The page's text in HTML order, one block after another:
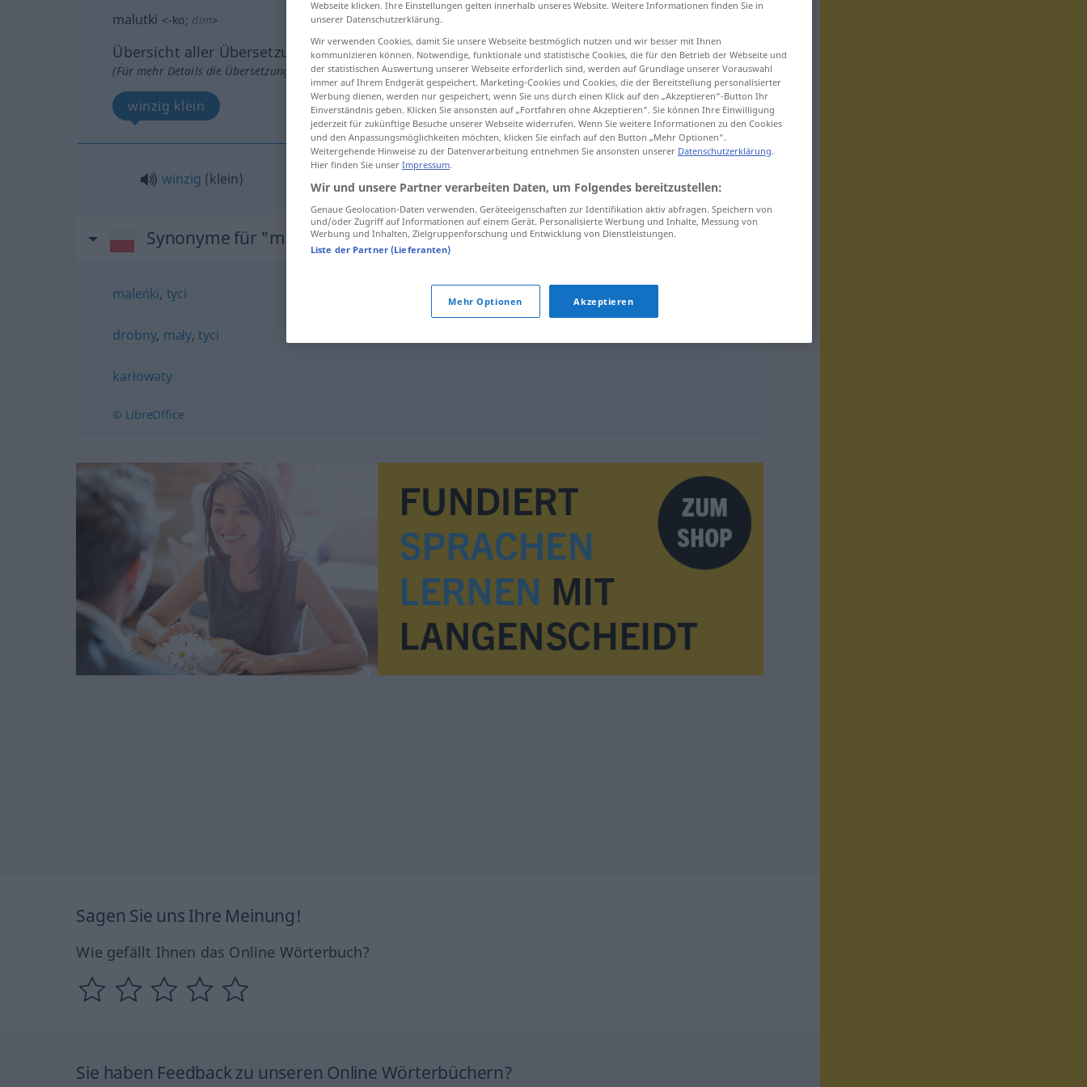
malutki <-ko; dim>
Übersicht aller Übersetzungen
(Für mehr Details die Übersetzung anklicken/antippen)
winzig klein
winzig (klein) malutki
Synonyme für "malutki"
maleńki, tyci
drobny, mały,tyci
karłowaty
© LibreOffice
Sagen Sie uns Ihre Meinung!
Wie gefällt Ihnen das Online Wörterbuch?
Sie haben Feedback zu unseren Online Wörterbüchern?
Webseite klicken. Ihre Einstellungen gelten innerhalb unseres Website. Weitere Informationen finden Sie in
unserer Datenschutzerklärung.
Wir verwenden Cookies, damit Sie unsere Webseite bestmöglich nutzen und wir besser mit Ihnen
kommunizieren können. Notwendige, funktionale und statistische Cookies, die für den Betrieb der Webseite und
der statistischen Auswertung unserer Webseite erforderlich sind, werden auf Grundlage unserer Vorauswahl
immer auf Ihrem Endgerät gespeichert. Marketing-Cookies und Cookies, die der Bereitstellung personalisierter
Werbung dienen, werden nur gespeichert, wenn Sie uns durch einen Klick auf den „Akzeptieren“-Button Ihr
Einverständnis geben. Klicken Sie ansonsten auf „Fortfahren ohne Akzeptieren“. Sie können Ihre Einwilligung
jederzeit für zukünftige Besuche unserer Webseite widerrufen. Wenn Sie weitere Informationen zu den Cookies
und den Anpassungsmöglichkeiten möchten, klicken Sie einfach auf den Button „Mehr Optionen“.
Weitergehende Hinweise zu der Datenverarbeitung entnehmen Sie ansonsten unserer Datenschutzerklärung.
Hier finden Sie unser Impressum.
Wir und unsere Partner verarbeiten Daten, um Folgendes bereitzustellen:
Genaue Geolocation-Daten verwenden. Geräteeigenschaften zur Identifikation aktiv abfragen. Speichern von
und/oder Zugriff auf Informationen auf einem Gerät. Personalisierte Werbung und Inhalte, Messung von
Werbung und Inhalten, Zielgruppenforschung und Entwicklung von Dienstleistungen.
Liste der Partner (Lieferanten)
Mehr Optionen Akzeptieren